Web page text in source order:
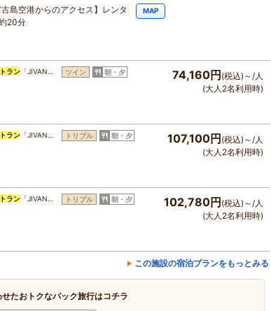
古島空港からのアクセス】レンタ
20分
MAP
ラン「JIVAN… ツイン 朝・夕 74,160円(税込)～/人
(大人2名利用時)
ラン「JIVAN… トリプル 朝・夕 107,100円(税込)～/人
(大人2名利用時)
ラン「JIVAN… トリプル 朝・夕 102,780円(税込)～/人
(大人2名利用時)
この施設の宿泊プランをもっとみる
たおトクなパック旅行はコチラ